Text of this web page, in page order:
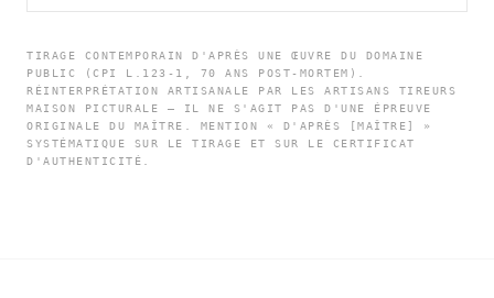
TIRAGE CONTEMPORAIN D'APRÈS UNE ŒUVRE DU DOMAINE
PUBLIC (CPI L.123-1, 70 ANS POST-MORTEM).
RÉINTERPRÉTATION ARTISANALE PAR LES ARTISANS TIREURS
MAISON PICTURALE — IL NE S'AGIT PAS D'UNE ÉPREUVE
ORIGINALE DU MAÎTRE. MENTION « D'APRÈS [MAÎTRE] »
SYSTÉMATIQUE SUR LE TIRAGE ET SUR LE CERTIFICAT
D'AUTHENTICITÉ.